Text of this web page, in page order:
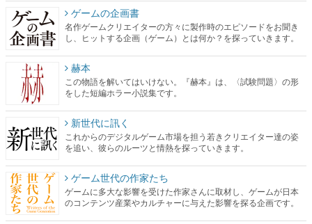
ゲームの企画書
名作ゲームクリエイターの方々に製作時のエピソードをお聞き
し、ヒットする企画（ゲーム）とは何か？を探っていきます。
赫本
この物語を解いてはいけない。『赫本』は、〈試験問題〉の形
をした短編ホラー小説集です。
新世代に訊く
これからのデジタルゲーム市場を担う若きクリエイター達の姿
を追い、彼らのルーツと情熱を探っていきます。
ゲーム世代の作家たち
ゲームに多大な影響を受けた作家さんに取材し、ゲームが日本
のコンテンツ産業やカルチャーに与えた影響を探る企画です。